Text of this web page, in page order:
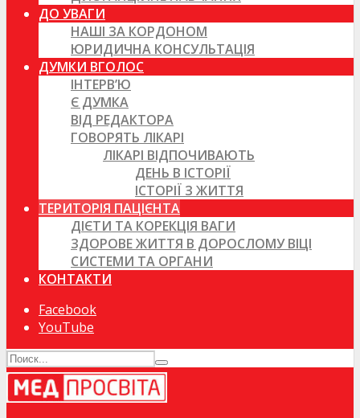
ДО УВАГИ
НАШІ ЗА КОРДОНОМ
ЮРИДИЧНА КОНСУЛЬТАЦІЯ
ДУМКИ ВГОЛОС
ІНТЕРВ’Ю
Є ДУМКА
ВІД РЕДАКТОРА
ГОВОРЯТЬ ЛІКАРІ
ЛІКАРІ ВІДПОЧИВАЮТЬ
ДЕНЬ В ІСТОРІЇ
ІСТОРІЇ З ЖИТТЯ
ТЕРИТОРІЯ ПАЦІЄНТА
ДІЄТИ ТА КОРЕКЦІЯ ВАГИ
ЗДОРОВЕ ЖИТТЯ В ДОРОСЛОМУ ВІЦІ
СИСТЕМИ ТА ОРГАНИ
КОНТАКТИ
Facebook
YouTube